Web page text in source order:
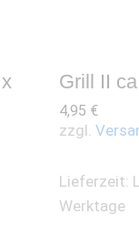
Grill II
4,95 €
zzgl.
Lieferzeit:
Werktage